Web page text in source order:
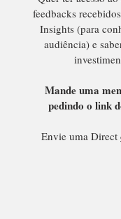
feedbacks
Insights (para
audiência) e
Mande uma
pedindo o link
Envie uma Direct